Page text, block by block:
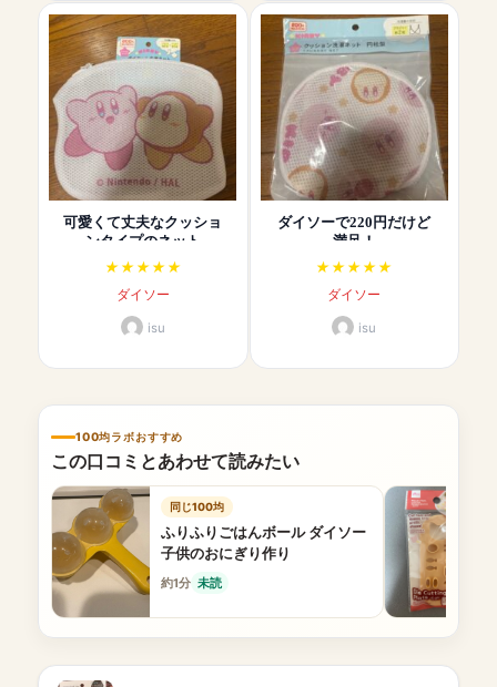
可愛くて丈夫なクッショ
ンタイプのネット
ダイソー
isu
ダイソーで220円だけど
満足！
ダイソー
isu
100均ラボおすすめ
この口コミとあわせて読みたい
同じ100均
ふりふりごはんボール ダイソー
子供のおにぎり作り
約1分 未読